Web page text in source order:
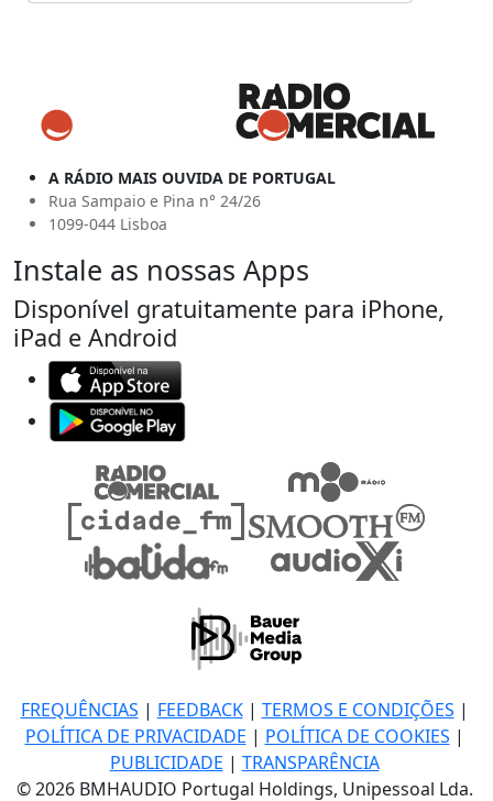
A RÁDIO MAIS OUVIDA DE PORTUGAL
Rua Sampaio e Pina n° 24/26
1099-044 Lisboa
Instale as nossas Apps
Disponível gratuitamente para iPhone,
iPad e Android
FREQUÊNCIAS | FEEDBACK| TERMOS E CONDIÇÕES |
POLÍTICA DE PRIVACIDADE | POLÍTICA DE COOKIES |
PUBLICIDADE | TRANSPARÊNCIA
© 2026 BMHAUDIO Portugal Holdings, Unipessoal Lda.